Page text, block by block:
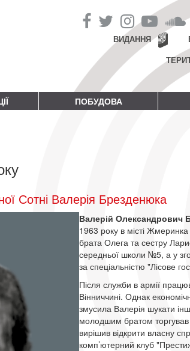
ВИДАННЯ
ПОБУДОВА
Сотні Валерія Брезденюка
Валерій Олександрович
1963 року в місті
брата Олега та сестру
середньої школи №5, а у
за спеціальністю "Лісове
Після служби в армії
Вінниччині. Однак
змусила Валерія шукати
молодшим братом торгував
вирішив відкрити власну
комп’ютерний клуб